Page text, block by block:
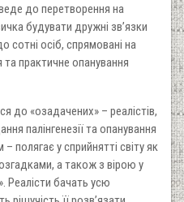
до перетворення на
будувати дружні зв’язки
сотні осіб, спрямовані на
практичне опанування
до «озадачених» – реалістів,
палінгенезії та опанування
полягає у сприйнятті світу як
а також з вірою у
Реалісти бачать усю